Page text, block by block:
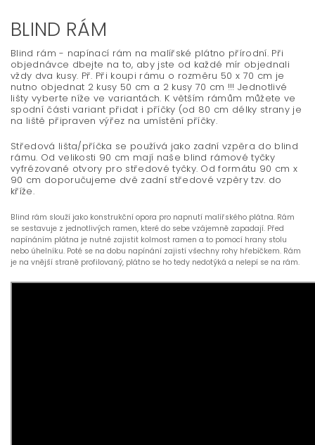
BLIND RÁM
Blind rám - napínací rám na malířské plátno přírodní. Při
objednávce dbejte na to, aby jste od každé mír objednali
vždy dva kusy. Př. Při koupi rámu o rozměru 50 x 70 cm je
nutno objednat 2 kusy 50 cm a 2 kusy 70 cm !!! Jednotlivé
lišty vyberte níže ve variantách. K větším rámům můžete ve
spodní části variant přidat i příčky (od 80 cm délky strany je
na liště připraven výřez na umístění příčky.
Středová lišta/příčka se používá jako zadní vzpěra do blind
rámu. Od velikosti 90 cm mají naše blind rámové tyčky
vyfrézované otvory pro středové tyčky. Od formátu 90 cm x
90 cm doporučujeme dvě zadní středové vzpěry tzv. do
kříže.
Blind rám slouží jako konstrukční opora pro napnutí malířského plátna. Rám
se sestavuje z jednotlivých ramen, které do sebe vzájemně zapadají. Před
napínáním plátna je nutné zajistit kolmost ramen a to pomocí hrany stolu
nebo úhelníku. Poté se na dobu napínání zajistí všechny rohy hřebíčkem. Rám
je na vnější straně profilovaný, plátno se ho tedy nedotýká a nelepí se na rám.